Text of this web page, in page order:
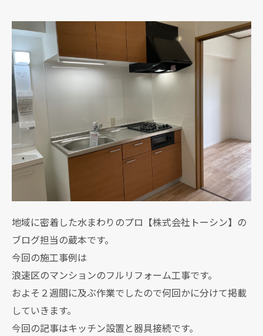
地域に密着した水まわりのプロ【株式会社トーシン】の
ブログ担当の蔵本です。
今回の施工事例は
浪速区のマンションのフルリフォーム工事です。
およそ２週間に及ぶ作業でしたので何回かに分けて掲載
していきます。
今回の記事はキッチン設置と器具接続です。